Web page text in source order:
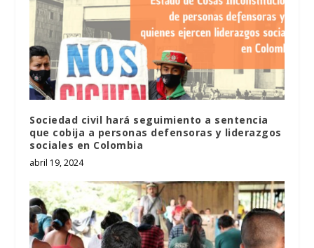
Sociedad civil hará seguimiento a sentencia
que cobija a personas defensoras y liderazgos
sociales en Colombia
abril 19, 2024